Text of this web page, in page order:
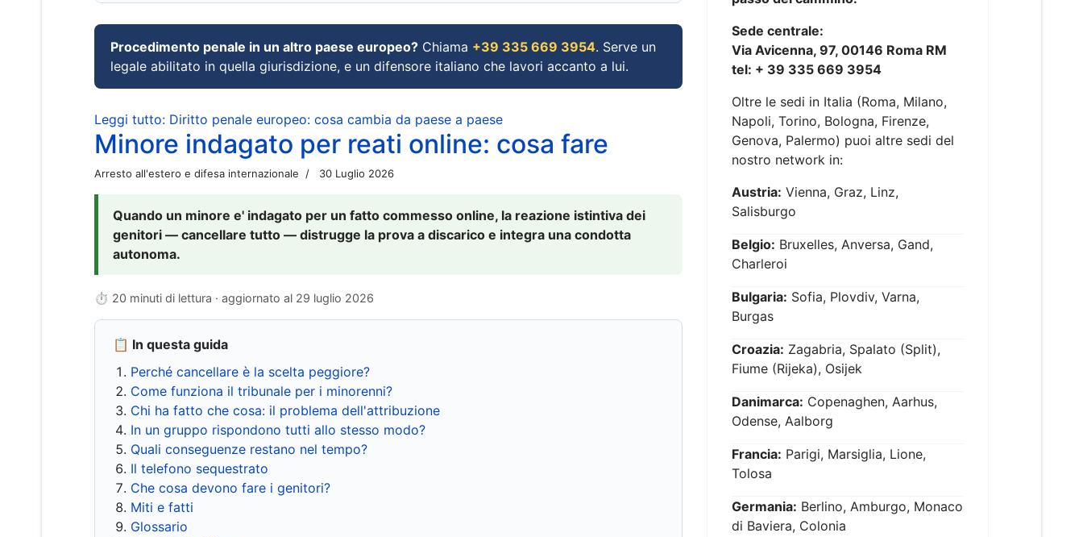
Procedimento penale in un altro paese europeo? Chiama +39 335 669 3954. Serve un
legale abilitato in quella giurisdizione, e un difensore italiano che lavori accanto a lui.
Leggi tutto: Diritto penale europeo: cosa cambia da paese a paese
Minore indagato per reati online: cosa fare
Arresto all'estero e difesa internazionale 30 Luglio 2026
Quando un minore e' indagato per un fatto commesso online, la reazione istintiva dei
genitori — cancellare tutto — distrugge la prova a discarico e integra una condotta
autonoma.
⏱ 20 minuti di lettura · aggiornato al 29 luglio 2026
📋 In questa guida
Perché cancellare è la scelta peggiore?
Come funziona il tribunale per i minorenni?
Chi ha fatto che cosa: il problema dell'attribuzione
In un gruppo rispondono tutti allo stesso modo?
Quali conseguenze restano nel tempo?
Il telefono sequestrato
Che cosa devono fare i genitori?
Miti e fatti
Glossario
Sede centrale:
Via Avicenna, 97, 00146 Roma RM
tel: + 39 335 669 3954
Oltre le sedi in Italia (Roma, Milano,
Napoli, Torino, Bologna, Firenze,
Genova, Palermo) puoi altre sedi del
nostro network in:
Austria: Vienna, Graz, Linz,
Salisburgo
Belgio: Bruxelles, Anversa, Gand,
Charleroi
Bulgaria: Sofia, Plovdiv, Varna,
Burgas
Croazia: Zagabria, Spalato (Split),
Fiume (Rijeka), Osijek
Danimarca: Copenaghen, Aarhus,
Odense, Aalborg
Francia: Parigi, Marsiglia, Lione,
Tolosa
Germania: Berlino, Amburgo, Monaco
di Baviera, Colonia